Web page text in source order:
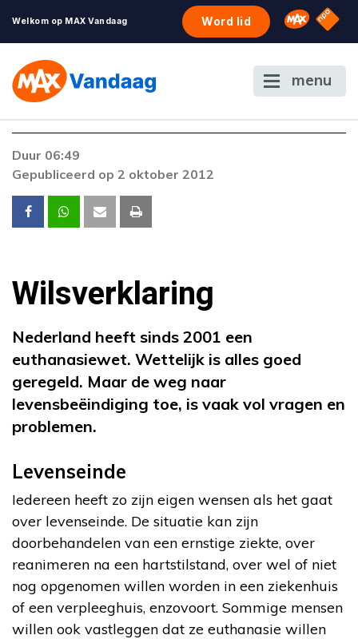
Welkom op MAX Vandaag Word lid Omroep
NPO
menu
De gewenste stream is op dit moment niet
voordoen, neem dan contact op met onze
klantenservice.
Duur 06:49
Gepubliceerd op 2 oktober 2012
Wilsverklaring
Nederland heeft sinds 2001 een
euthanasiewet. Wettelijk is alles goed
geregeld. Maar de weg naar
levensbeëindiging toe, is vaak vol vragen en
problemen.
Levenseinde
Iedereen heeft zo zijn eigen wensen als het gaat
over levenseinde. De situatie kan zijn
doorbehandelen van een ernstige ziekte, over
reanimeren na een hartstilstand, over wel of niet
nog opgenomen willen worden in een ziekenhuis
of een verpleeghuis, enzovoort. Sommige mensen
willen ook vastleggen dat ze euthanasie willen